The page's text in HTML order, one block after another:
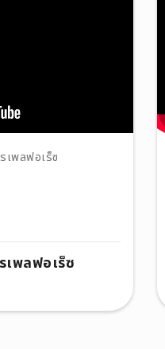
เพลฟอเร็ซ
เพลฟอเร็ซ